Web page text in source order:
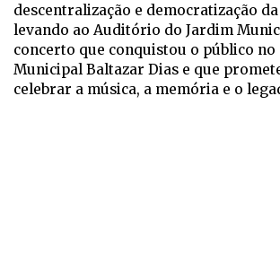
descentralização e democratização
levando ao Auditório do Jardim
concerto que conquistou o público
Municipal Baltazar Dias e que
celebrar a música, a memória e o